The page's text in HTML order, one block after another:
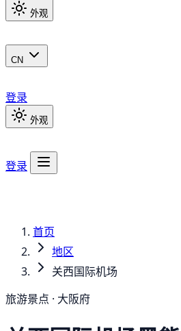
外观
CN
登录
外观
登录
首页
地区
关西国际机场
旅游景点 · 大阪府